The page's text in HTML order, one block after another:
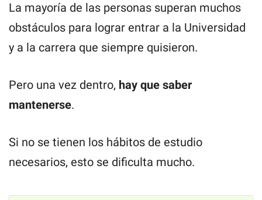
La mayoría de las personas superan muchos
obstáculos para lograr entrar a la Universidad
y a la carrera que siempre quisieron.
Pero una vez dentro, hay que saber
mantenerse.
Si no se tienen los hábitos de estudio
necesarios, esto se dificulta mucho.